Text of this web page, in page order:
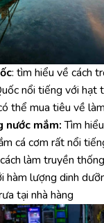
: tìm hiểu về cách
nổi tiếng với hạt
thể mua tiêu về
nước mắm:Tìm
cá cơm rất nổi
làm truyền
hàm lượng dinh
tại nhà hàng